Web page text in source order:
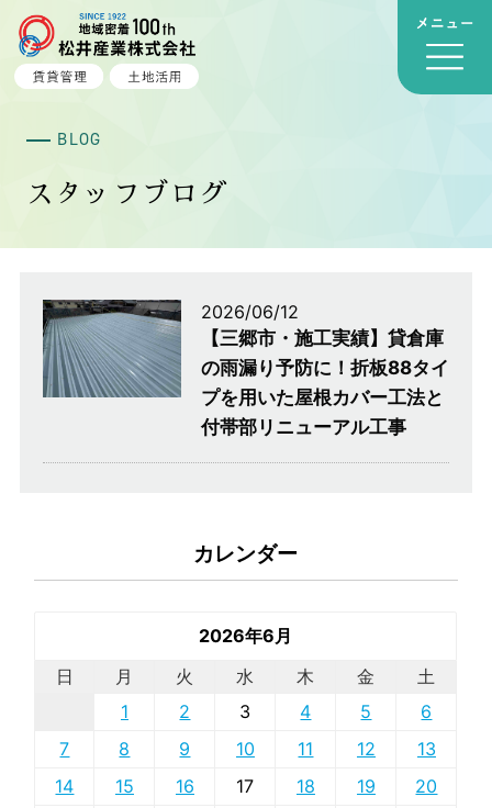
BLOG
スタッフブログ
2026/06/12
【三郷市・施工実績】貸倉庫
の雨漏り予防に！折板88タイ
プを用いた屋根カバー工法と
付帯部リニューアル工事
カレンダー
2026年6月
日
月 火 水 木 金 土
1 2 3 4 5
6
7
8 9 10 11 12
13
14
15 16 17 18 19
20